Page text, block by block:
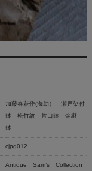
加藤春花作(海助） 瀬戸染付
鉢 松竹紋 片口鉢 金継
鉢
cjpg012
Antique Sam’s Collection